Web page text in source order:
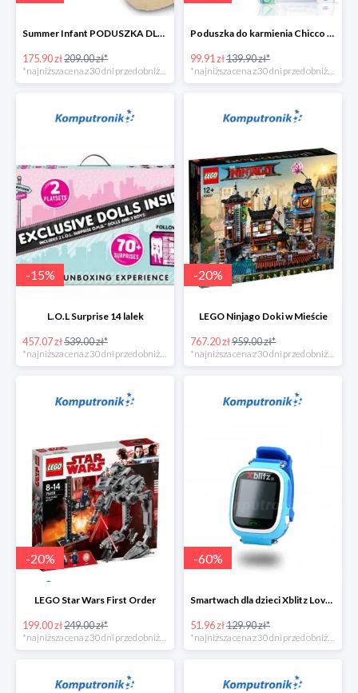
Summer Infant PODUSZKA DLA KOBIET W CIĄŻY 4w1
175.90 zł209.00 zł*
Poduszka do karmienia Chicco Boppy Ladybug Lane + wyprawka
99.91 zł139.90 zł*
-15%
L.O.L Surprise 14 lalek
457.07 zł539.00 zł*
*najniższa cena z 30 dni przed obniżką
-20%
LEGO Ninjago Doki w Mieście
767.20 zł959.00 zł*
*najniższa cena z 30 dni przed obniżką
-20%
LEGO Star Wars First Order
199.00 zł249.00 zł*
-60%
Smartwach dla dzieci Xblitz LoveME -60%
51.96 zł129.90 zł*